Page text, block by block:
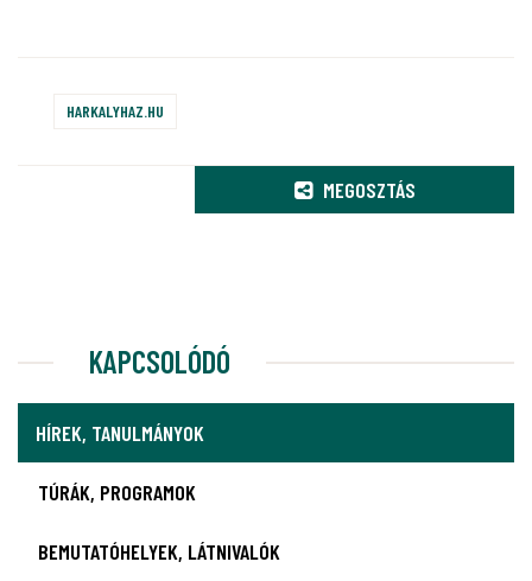
HARKALYHAZ.HU
MEGOSZTÁS
KAPCSOLÓDÓ
HÍREK, TANULMÁNYOK
TÚRÁK, PROGRAMOK
BEMUTATÓHELYEK, LÁTNIVALÓK